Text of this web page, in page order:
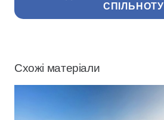
СПІЛЬНОТУ
Схожі матеріали